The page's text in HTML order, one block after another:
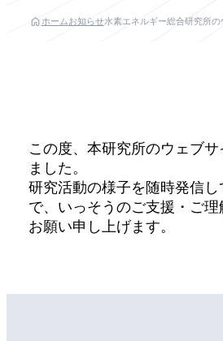
ホームお知らせ水素エネルギー総合研究所
この度、本研究所のウェブ
ました。
研究活動の様子を随時発信
で、いっそうのご支援・ご理
お願い申し上げます。